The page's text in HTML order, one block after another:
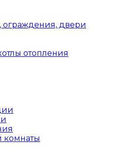
двери
отопления
комнаты